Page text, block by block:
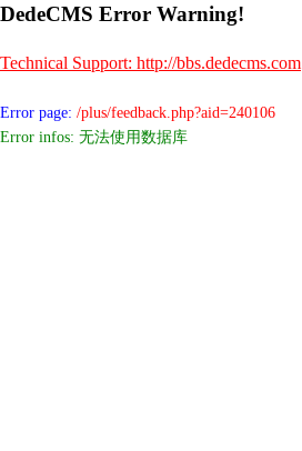
DedeCMS Error Warning!
Technical Support: http://bbs.dedecms.com
Error page: /plus/feedback.php?aid=240106
Error infos: 无法使用数据库